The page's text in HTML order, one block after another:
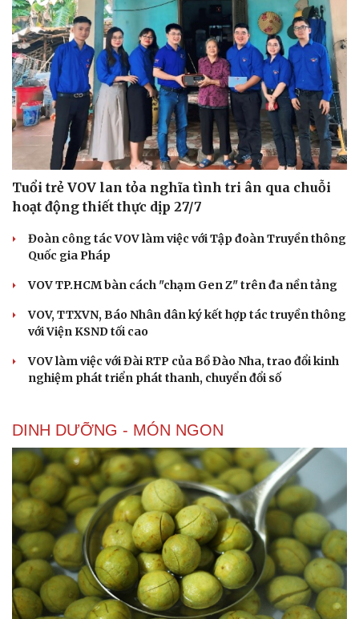
Tuổi trẻ VOV lan tỏa nghĩa tình tri ân qua chuỗi
hoạt động thiết thực dịp 27/7
Đoàn công tác VOV làm việc với Tập đoàn Truyền thông
Quốc gia Pháp
VOV TP.HCM bàn cách "chạm Gen Z" trên đa nền tảng
VOV, TTXVN, Báo Nhân dân ký kết hợp tác truyền thông
với Viện KSND tối cao
VOV làm việc với Đài RTP của Bồ Đào Nha, trao đổi kinh
nghiệm phát triển phát thanh, chuyển đổi số
DINH DƯỠNG - MÓN NGON